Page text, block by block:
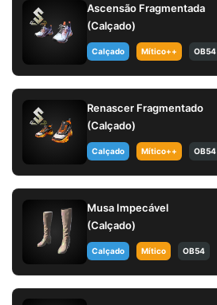
Ascensão Fragmentada
(Calçado)
Calçado Mítico++ OB54
Renascer Fragmentado
(Calçado)
Calçado Mítico++ OB54
Musa Impecável
(Calçado)
Calçado Mítico OB54